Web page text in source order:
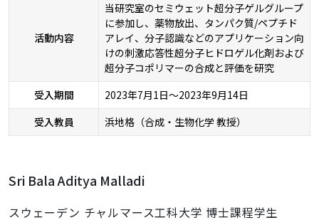
活動内容
当研究室のセミウェット超分子ゲルグループ
に参加し、薬物放出、タンパク質/ペプチド
アレイ、分子認識などのアプリケーション向
けの刺激応答性超分子ヒドロゲル化剤および
超分子コポリマーの合成と評価を研究
受入期間
2023年7月1日～2023年9月14日
受入教員
浜地格（合成・生物化学 教授）
Sri Bala Aditya Malladi
スウェーデン チャルマース工科大学 博士課程学生